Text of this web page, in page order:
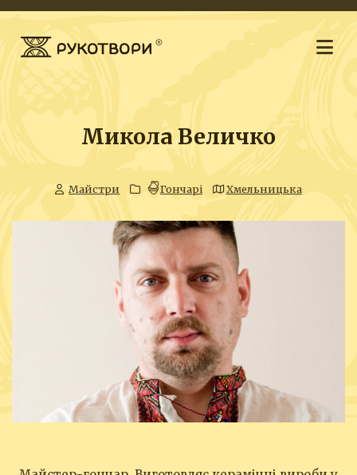
Микола Величко
Майстри Гончарі Хмельницька